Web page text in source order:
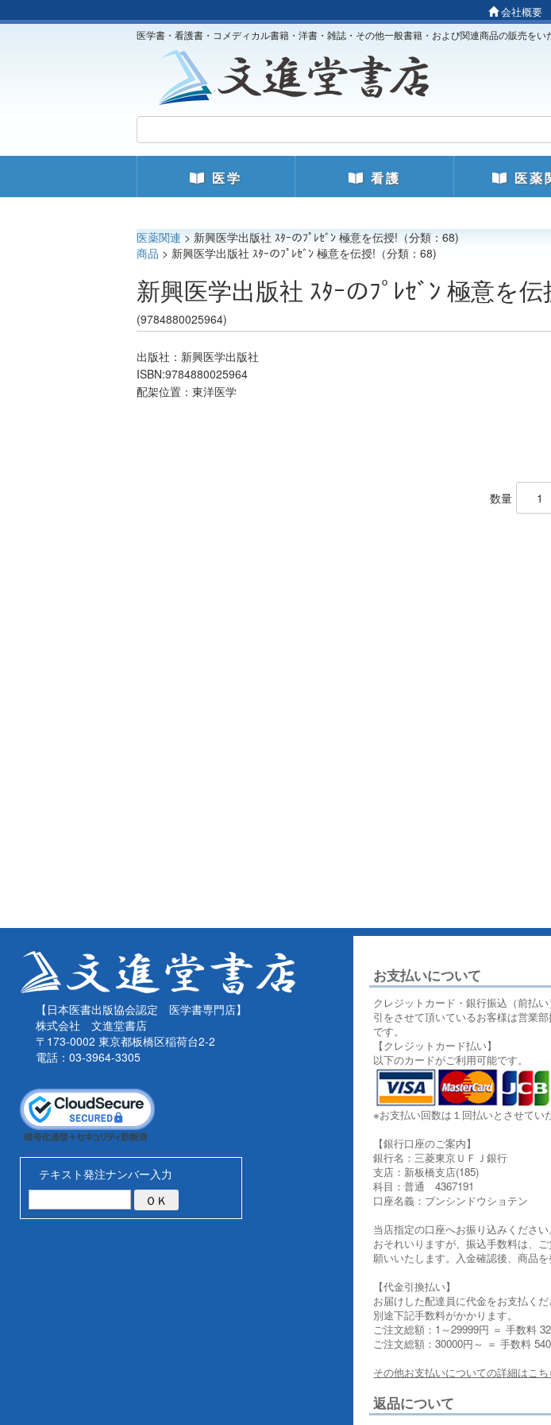
会社概要
医学書・看護書・コメディカル書籍・洋書・雑誌・その他一般書籍・および関連商品の販売をい
医学 看護 医薬
医薬関連 > 新興医学出版社 ｽﾀｰのﾌﾟﾚｾﾞﾝ 極意を伝授!（分類：68)
商品 > 新興医学出版社 ｽﾀｰのﾌﾟﾚｾﾞﾝ 極意を伝授!（分類：68)
新興医学出版社 ｽﾀｰのﾌﾟﾚｾﾞﾝ 極意を
(9784880025964)
出版社：新興医学出版社
ISBN:9784880025964
配架位置：東洋医学
数量
【日本医書出版協会認定 医学書専門店】
株式会社 文進堂書店
〒173-0002 東京都板橋区稲荷台2-2
電話：03-3964-3305
テキスト発注ナンバー入力
お支払いについて
クレジットカード・銀行振込（前払
引をさせて頂いているお客様は営業
です。
【クレジットカード払い】
以下のカードがご利用可能です。
※お支払い回数は１回払いとさせてい
【銀行口座のご案内】
銀行名：三菱東京ＵＦＪ銀行
支店：新板橋支店(185)
科目：普通 4367191
口座名義：ブンシンドウショテン
当店指定の口座へお振り込みください。
おそれいりますが、振込手数料は、
願いいたします。入金確認後、商品を
【代金引換払い】
お届けした配達員に代金をお支払くだ
別途下記手数料がかかります。
ご注文総額：1～29999円 ＝ 手数料
ご注文総額：30000円～ ＝ 手数料
その他お支払いについての詳細はこ
返品について